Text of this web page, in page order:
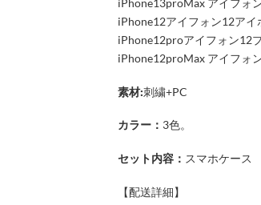
iPhone13proMax アイフォ
iPhone12アイフォン12アイ
iPhone12proアイフォン12
iPhone12proMax アイフォ
素材:刺繍+PC
カラー： 3色。
セット内容： スマホケース
【配送詳細】